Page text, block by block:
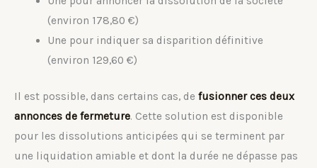
(environ 178,80 €)
Une pour indiquer sa disparition définitive
(environ 129,60 €)
Il est possible, dans certains cas, de fusionner ces deux
annonces de fermeture. Cette solution est disponible
pour les dissolutions anticipées qui se terminent par
une liquidation amiable et dont la durée ne dépasse pas